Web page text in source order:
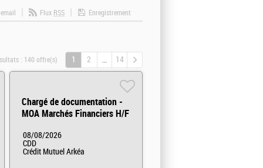
Flux RSS Enregistrement
: 140 offre(s) 1 2 14
Chargé de documentation -
MOA Marchés Financiers H/F
08/08/2026
CDD
Crédit Mutuel Arkéa